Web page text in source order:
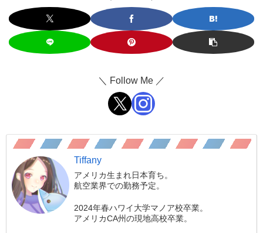
＼ Follow Me ／
Tiffany
アメリカ生まれ日本育ち。
航空業界での勤務予定。
2024年春ハワイ大学マノア校卒業。
アメリカCA州の現地高校卒業。